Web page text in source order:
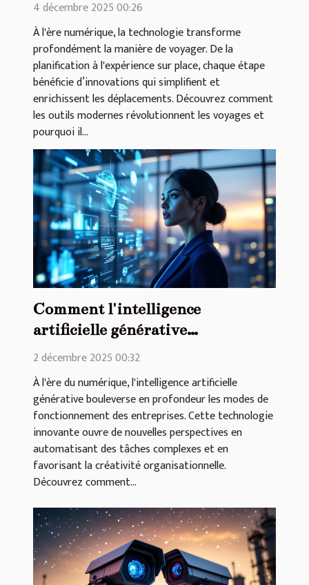
4 décembre 2025 00:26
À l'ère numérique, la technologie transforme
profondément la manière de voyager. De la
planification à l'expérience sur place, chaque étape
bénéficie d’innovations qui simplifient et
enrichissent les déplacements. Découvrez comment
les outils modernes révolutionnent les voyages et
pourquoi il...
Comment l'intelligence
artificielle générative
transforme-t-elle les pratiques
2 décembre 2025 00:32
À l'ère du numérique, l'intelligence artificielle
générative bouleverse en profondeur les modes de
fonctionnement des entreprises. Cette technologie
innovante ouvre de nouvelles perspectives en
automatisant des tâches complexes et en
favorisant la créativité organisationnelle.
Découvrez comment...